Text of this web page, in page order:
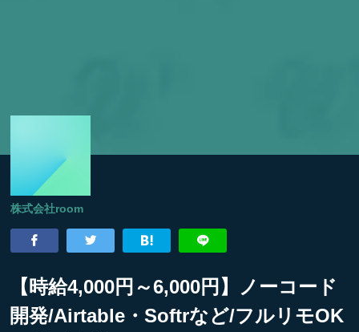
株式会社room
【時給4,000円～6,000円】ノーコード
開発/Airtable・Softrなど/フルリモOK